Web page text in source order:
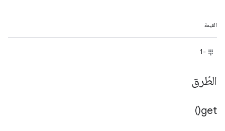
القيمة
-1
الطُرق
get(
)